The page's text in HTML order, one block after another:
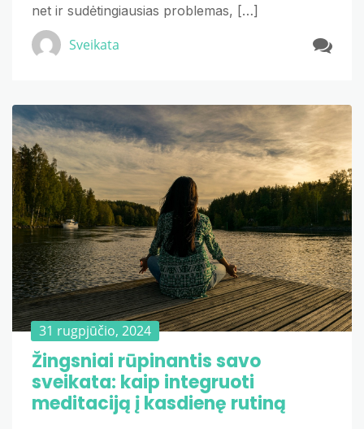
net ir sudėtingiausias problemas, […]
Sveikata
31 rugpjūčio, 2024
Žingsniai rūpinantis savo
sveikata: kaip integruoti
meditaciją į kasdienę rutiną